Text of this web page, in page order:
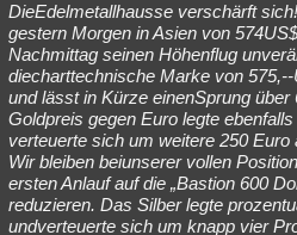
Philosophie Träume Orte
Astronomie Helpdesk Gruppen
Musik Clash Verbesserungen
Übersichten
Besucht Teilgenommen Alle
DieEdelmetallhausse verschärft
gestern Morgen in Asien von
Nachmittag seinen Höhenflug
diecharttechnische Marke von
und lässt in Kürze einenSprung
Goldpreis gegen Euro legte
verteuerte sich um weitere 250 Euro
Wir bleiben beiunserer vollen
ersten Anlauf auf die „Bastion 600
reduzieren. Das Silber legte
undverteuerte sich um knapp vier